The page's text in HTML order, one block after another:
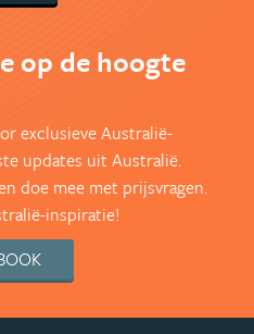
op de hoogte
exclusieve Australië-
updates uit Australië.
doe mee met prijsvragen.
inspiratie!